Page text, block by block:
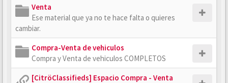
Venta
Ese material que ya no te hace falta o quieres
cambiar.
Compra-Venta de vehiculos
Compra y Venta de vehiculos COMPLETOS
[CitröClassifieds] Espacio Compra - Venta